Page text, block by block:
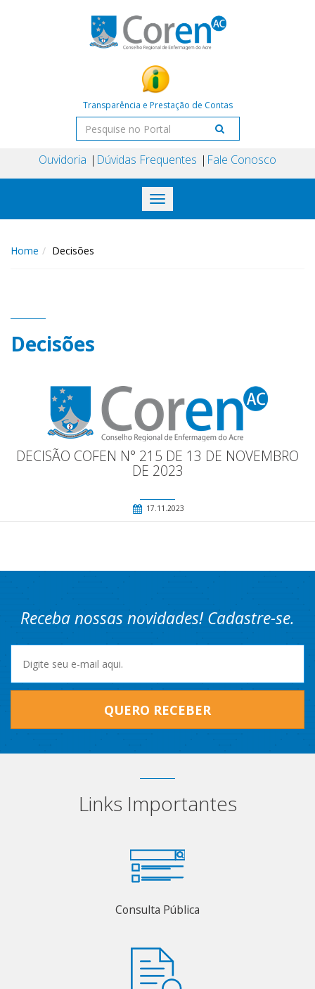
Transparência e Prestação de Contas
Ouvidoria Dúvidas Frequentes Fale Conosco
Toggle
navigation
Home Decisões
Decisões
DECISÃO COFEN N° 215 DE 13 DE NOVEMBRO
DE 2023
17.11.2023
Receba nossas novidades! Cadastre-se.
QUERO RECEBER
Links Importantes
Consulta Pública